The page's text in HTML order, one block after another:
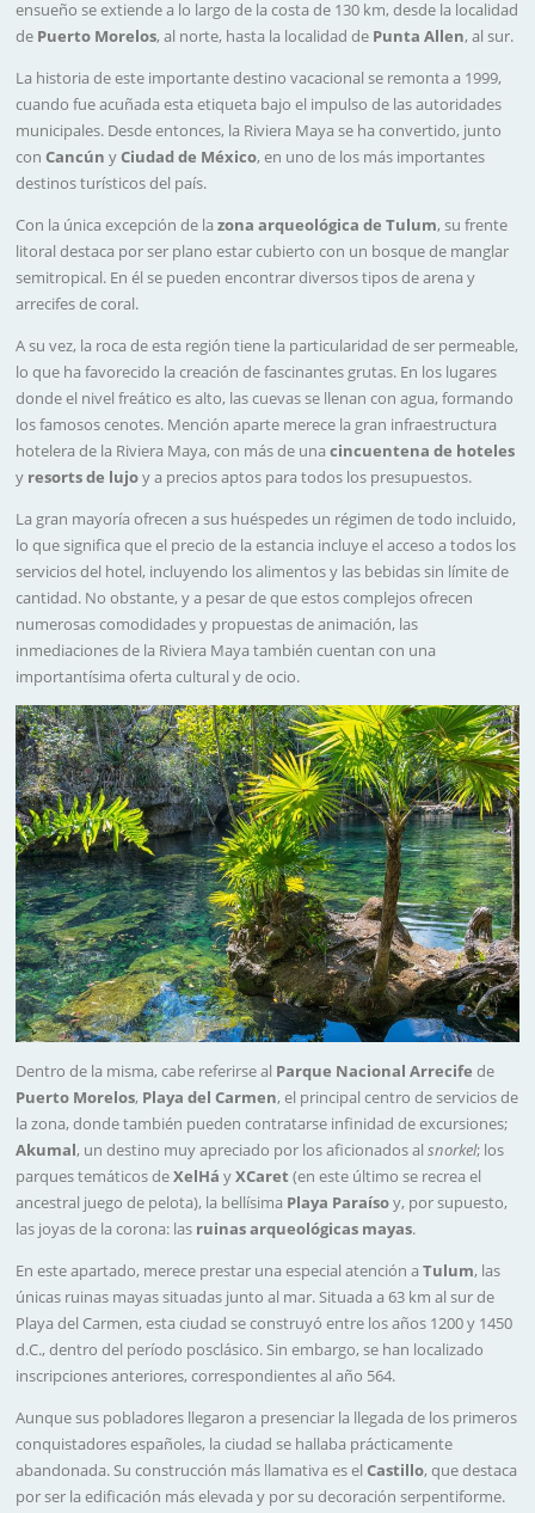
ensueño se extiende a lo largo de la costa de 130 km, desde la localidad
de Puerto Morelos, al norte, hasta la localidad de Punta Allen, al sur.
La historia de este importante destino vacacional se remonta a 1999,
cuando fue acuñada esta etiqueta bajo el impulso de las autoridades
municipales. Desde entonces, la Riviera Maya se ha convertido, junto
conCancún yCiudad de México, en uno de los más importantes
destinos turísticos del país.
Con la única excepción de lazona arqueológica de Tulum, su frente
litoral destaca por ser plano estar cubierto con un bosque de manglar
semitropical. En él se pueden encontrar diversos tipos de arena y
arrecifes de coral.
A su vez, la roca de esta región tiene la particularidad de ser permeable,
lo que ha favorecido la creación de fascinantes grutas. En los lugares
donde el nivel freático es alto, las cuevas se llenan con agua, formando
los famosos cenotes. Mención aparte merece la gran infraestructura
hotelera de la Riviera Maya, con más de unacincuentena de hoteles
y resorts de lujoy a precios aptos para todos los presupuestos.
La gran mayoría ofrecen a sus huéspedes un régimen de todo incluido,
lo que significa que el precio de la estancia incluye el acceso a todos los
servicios del hotel, incluyendo los alimentos y las bebidas sin límite de
cantidad. No obstante, y a pesar de que estos complejos ofrecen
numerosas comodidades y propuestas de animación, las
inmediaciones de la Riviera Maya también cuentan con una
importantísima oferta cultural y de ocio.
Dentro de la misma, cabe referirse al Parque Nacional Arrecife de
Puerto Morelos, Playa del Carmen, el principal centro de servicios de
la zona, donde también pueden contratarse infinidad de excursiones;
Akumal, un destino muy apreciado por los aficionados alsnorkel; los
parques temáticos deXel­Há yX­Caret (en este último se recrea el
ancestral juego de pelota), la bellísima Playa Paraísoy, por supuesto,
las joyas de la corona: las ruinas arqueológicas mayas.
En este apartado, merece prestar una especial atención aTulum, las
únicas ruinas mayas situadas junto al mar. Situada a 63 km al sur de
Playa del Carmen, esta ciudad se construyó entre los años 1200 y 1450
d.C., dentro del período posclásico. Sin embargo, se han localizado
inscripciones anteriores, correspondientes al año 564.
Aunque sus pobladores llegaron a presenciar la llegada de los primeros
conquistadores españoles, la ciudad se hallaba prácticamente
abandonada. Su construcción más llamativa es elCastillo, que destaca
por ser la edificación más elevada y por su decoración serpentiforme.